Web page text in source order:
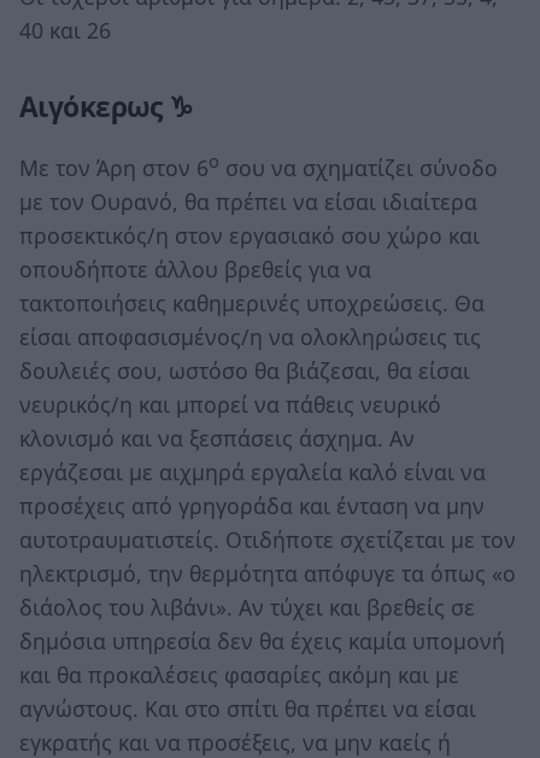
40 και 26
Αιγόκερως ♑
Με τον Άρη στον 6ο σου να σχηματίζει σύνοδο
με τον Ουρανό, θα πρέπει να είσαι ιδιαίτερα
προσεκτικός/η στον εργασιακό σου χώρο και
οπουδήποτε άλλου βρεθείς για να
τακτοποιήσεις καθημερινές υποχρεώσεις. Θα
είσαι αποφασισμένος/η να ολοκληρώσεις τις
δουλειές σου, ωστόσο θα βιάζεσαι, θα είσαι
νευρικός/η και μπορεί να πάθεις νευρικό
κλονισμό και να ξεσπάσεις άσχημα. Αν
εργάζεσαι με αιχμηρά εργαλεία καλό είναι να
προσέχεις από γρηγοράδα και ένταση να μην
αυτοτραυματιστείς. Οτιδήποτε σχετίζεται με τον
ηλεκτρισμό, την θερμότητα απόφυγε τα όπως «ο
διάολος του λιβάνι». Αν τύχει και βρεθείς σε
δημόσια υπηρεσία δεν θα έχεις καμία υπομονή
και θα προκαλέσεις φασαρίες ακόμη και με
αγνώστους. Και στο σπίτι θα πρέπει να είσαι
εγκρατής και να προσέξεις, να μην καείς ή